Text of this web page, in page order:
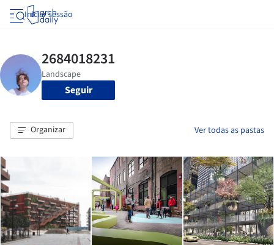
Iniciar sessão
Seguir
Organizar Ver todas as pastas